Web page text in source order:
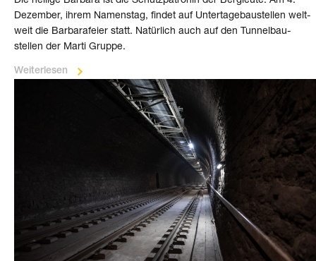
Dezember, ihrem Namens­tag, findet auf Unter­tage­baustellen welt­
weit die Barbara­feier statt. Natürlich auch auf den Tunnel­bau­
stellen der Marti Gruppe.
Weiterlesen